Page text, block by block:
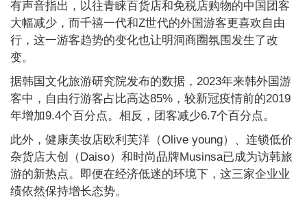
有声音指出，以往青睐百货店和免税店购物的中国团客
大幅减少，而千禧一代和Z世代的外国游客更喜欢自由
行，这一游客趋势的变化也让明洞商圈氛围发生了改
变。
据韩国文化旅游研究院发布的数据，2023年来韩外国游
客中，自由行游客占比高达85%，较新冠疫情前的2019
年增加9.4个百分点。相反，团客减少6.7个百分点。
此外，健康美妆店欧利芙洋（Olive young）、连锁低价
杂货店大创（Daiso）和时尚品牌Musinsa已成为访韩旅
游的新热点。即便在经济低迷的环境下，这三家企业业
绩依然保持增长态势。